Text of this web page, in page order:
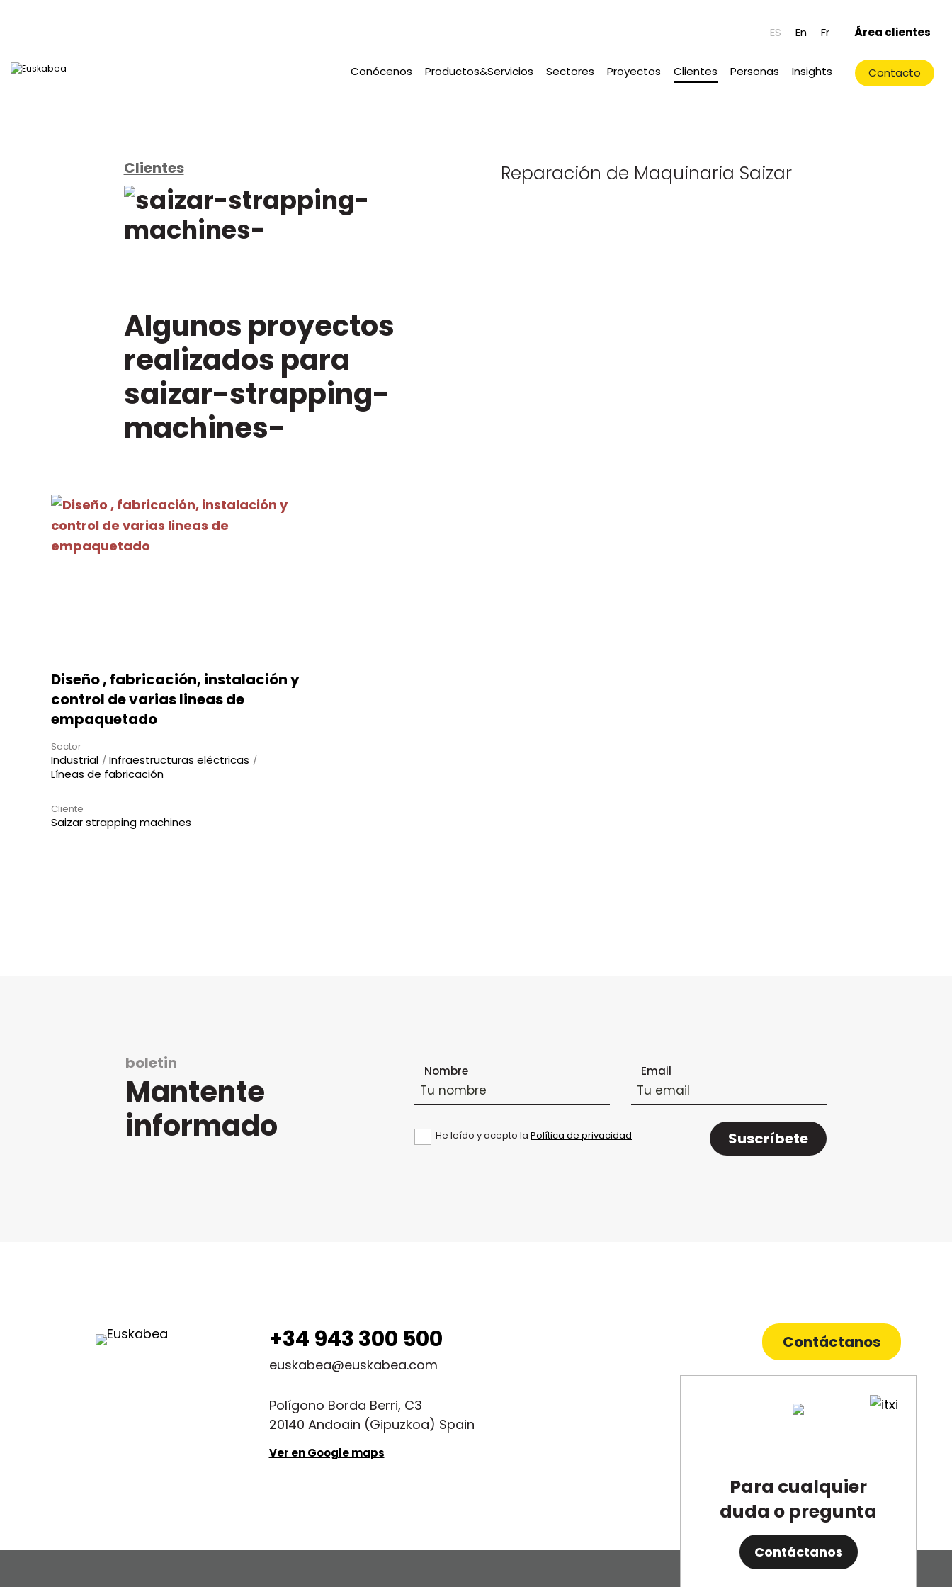
Ir directamente al contenido
ES En Fr Área clientes
Conócenos Productos&Servicios Sectores Proyectos Clientes Personas Insights Contacto
Clientes Reparación de Maquinaria Saizar
Algunos proyectos
realizados para
saizar-strapping-
machines-
Diseño , fabricación, instalación y
control de varias lineas de
empaquetado
Sector
Industrial
Infraestructuras eléctricas
Líneas de fabricación
Cliente
Saizar strapping machines
boletin
Mantente
informado
Nombre Email
He leído y acepto la Política de privacidad Suscríbete
+34 943 300 500
euskabea@euskabea.com
Polígono Borda Berri, C3
20140 Andoain (Gipuzkoa) Spain
Ver en Google maps
Contáctanos
Desarrollado por
Para cualquier
duda o pregunta
Contáctanos